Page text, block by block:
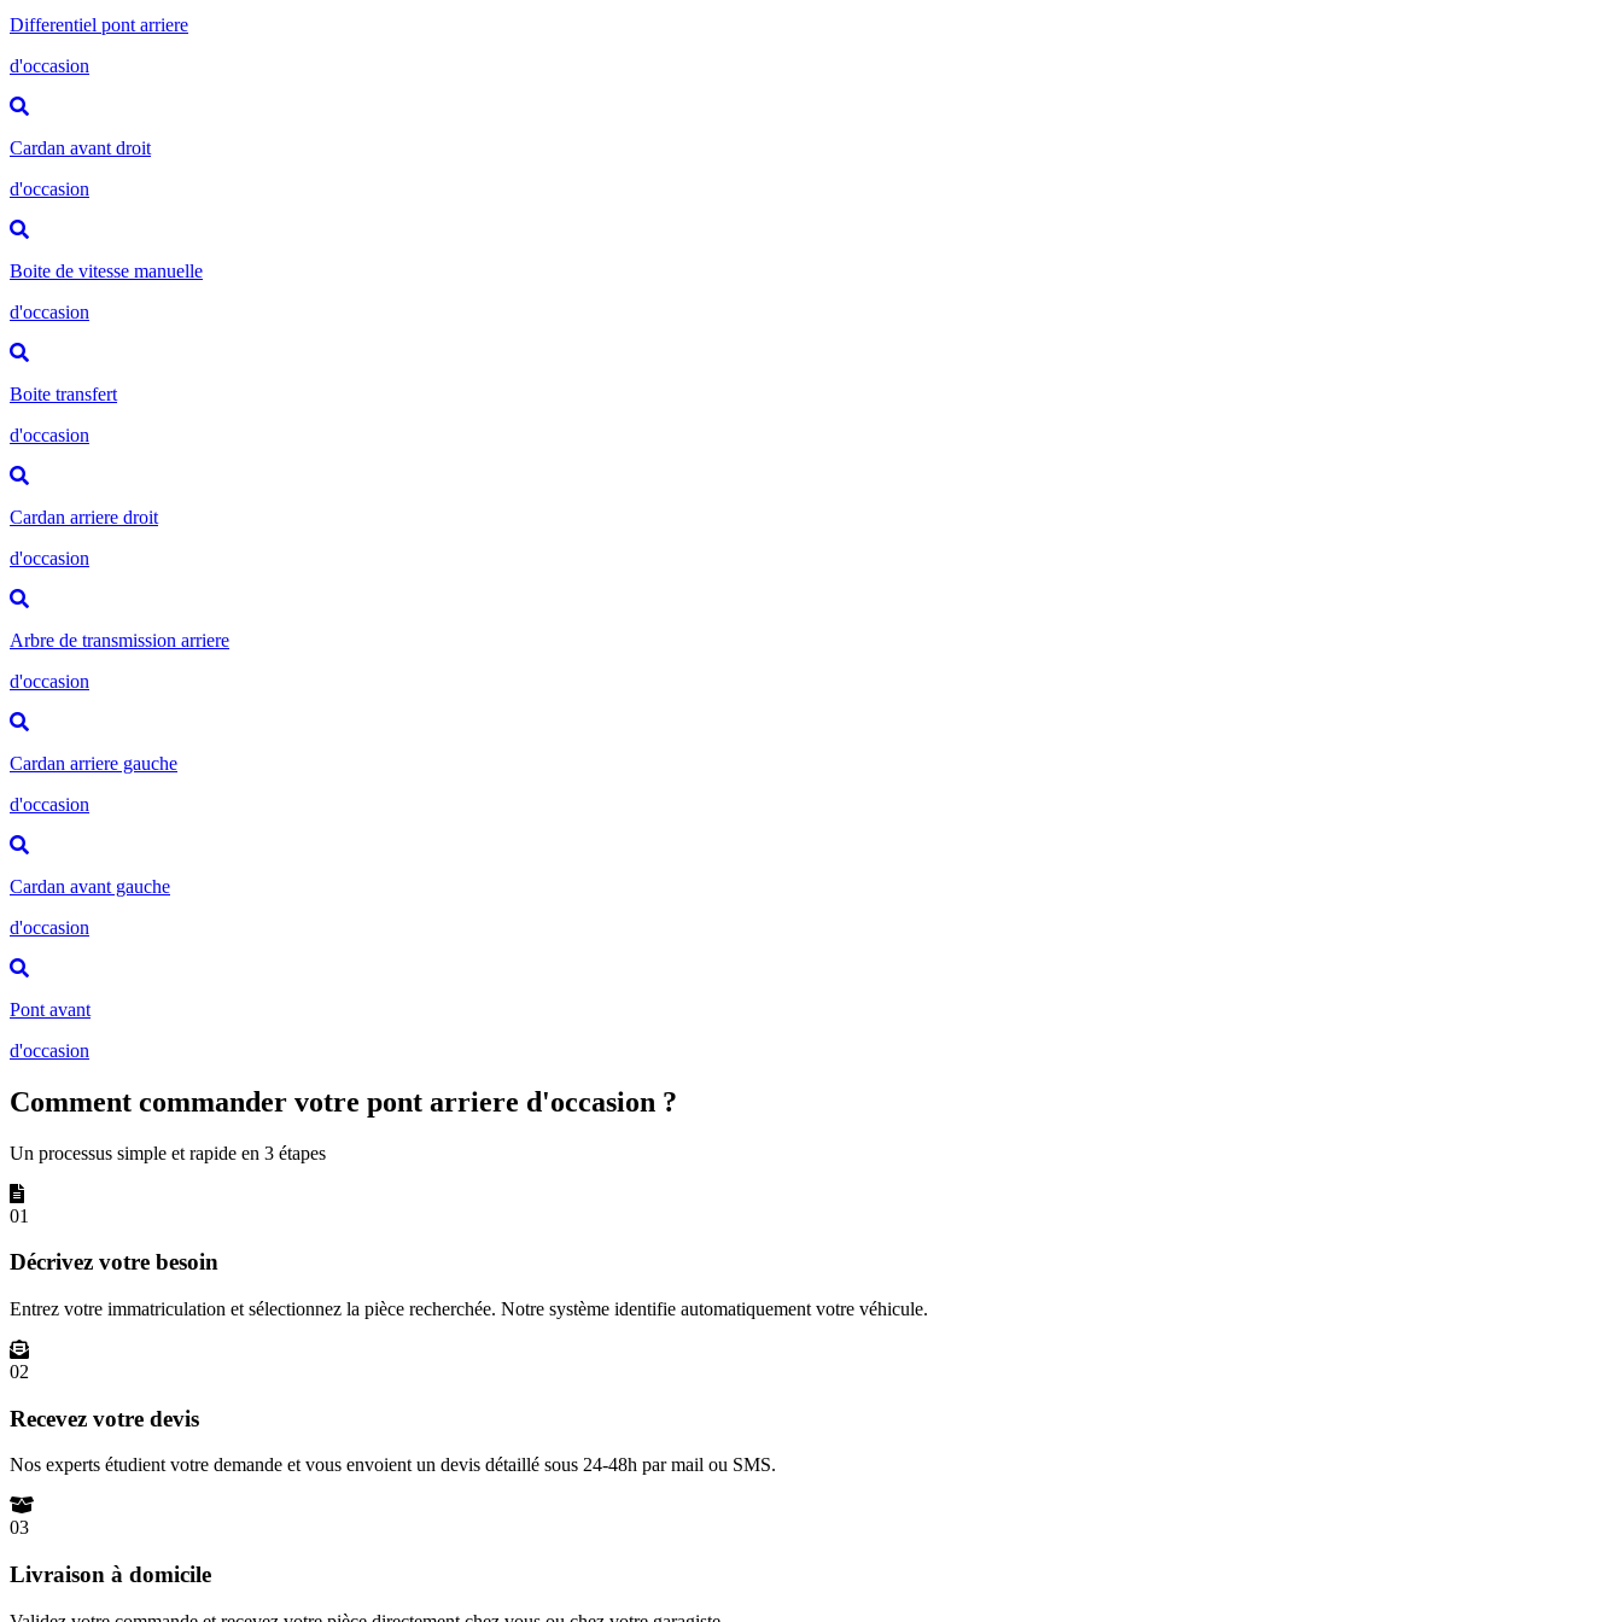
Differentiel pont arriere
d'occasion
Cardan avant droit
d'occasion
Boite de vitesse manuelle
d'occasion
Boite transfert
d'occasion
Cardan arriere droit
d'occasion
Arbre de transmission arriere
d'occasion
Cardan arriere gauche
d'occasion
Cardan avant gauche
d'occasion
Pont avant
d'occasion
Comment commander votre pont arriere d'occasion ?
Un processus simple et rapide en 3 étapes
01
Décrivez votre besoin
Entrez votre immatriculation et sélectionnez la pièce recherchée. Notre système identifie automatiquement votre véhicule.
02
Recevez votre devis
Nos experts étudient votre demande et vous envoient un devis détaillé sous 24-48h par mail ou SMS.
03
Livraison à domicile